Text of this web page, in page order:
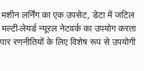
मशीन लर्निंग का एक उपसेट, डेटा में जटिल
लेयर्ड न्यूरल नेटवर्क का उपयोग करता
रणनीतियों के लिए विशेष रूप से उपयोगी